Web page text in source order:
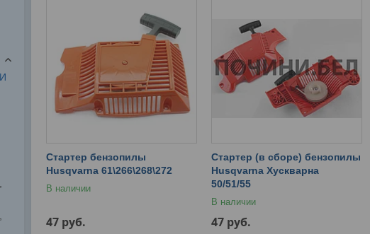
Стартер бензопилы
Husqvarna 61\266\268\272
В наличии
47 руб.
Стартер (в сборе) бензопилы
Husqvarna Хускварна
50/51/55
В наличии
47 руб.